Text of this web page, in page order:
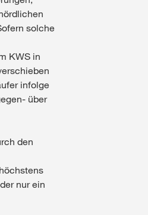
solche
KWS in
infolge
über
den
nur ein